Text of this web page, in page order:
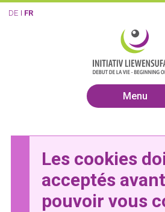
DE FR
Menu
Les cookies
acceptés
pouvoir vous